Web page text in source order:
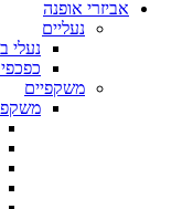
אביזרי אופנה
נעליים
נעלי
משקפיים